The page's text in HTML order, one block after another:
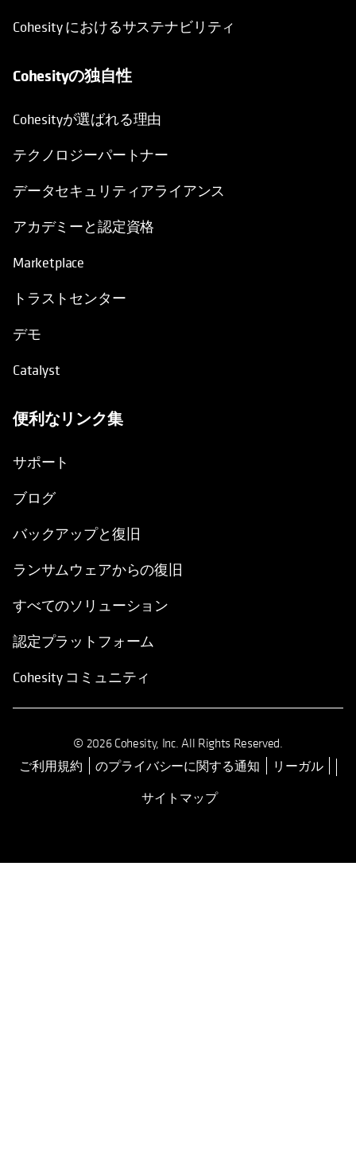
Cohesity におけるサステナビリティ
Cohesityの独自性
Cohesityが選ばれる理由
テクノロジーパートナー
データセキュリティアライアンス
アカデミーと認定資格
Marketplace
トラストセンター
デモ
Catalyst
便利なリンク集
サポート
ブログ
バックアップと復旧
ランサムウェアからの復旧
すべてのソリューション
認定プラットフォーム
Cohesity コミュニティ
© 2026 Cohesity, Inc. All Rights Reserved.
ご利用規約 新しいタブで開く
のプライバシーに関する通知
リーガル
サイトマップ